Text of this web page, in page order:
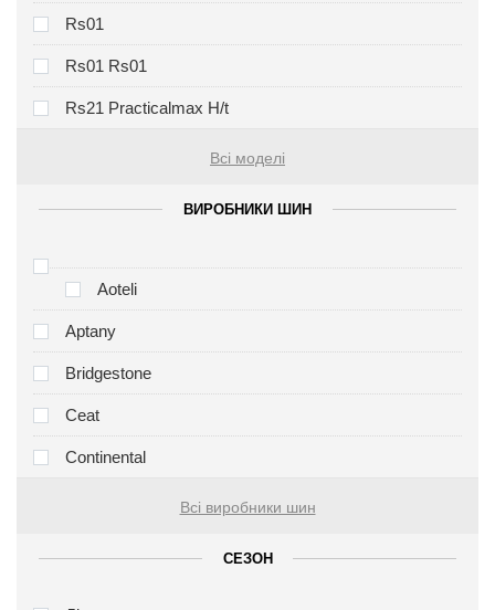
Rs01
Rs01 Rs01
Rs21 Practicalmax H/t
Всі моделі
ВИРОБНИКИ ШИН
Aoteli
Aptany
Bridgestone
Ceat
Continental
Всі виробники шин
СЕЗОН